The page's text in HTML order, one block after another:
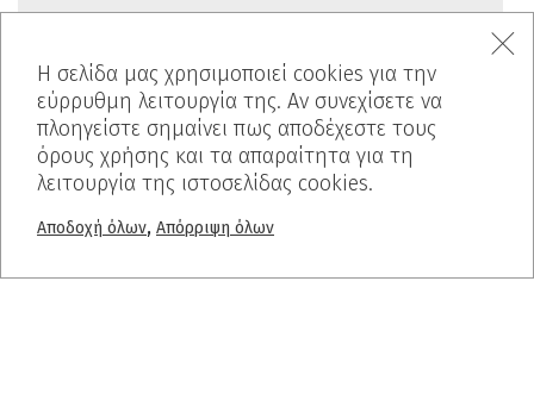
Η σελίδα μας χρησιμοποιεί cookies για την
εύρρυθμη λειτουργία της. Αν συνεχίσετε να
πλοηγείστε σημαίνει πως αποδέχεστε τους
όρους χρήσης και τα απαραίτητα για τη
λειτουργία της ιστοσελίδας cookies.
Αποδοχή όλων, Απόρριψη όλων